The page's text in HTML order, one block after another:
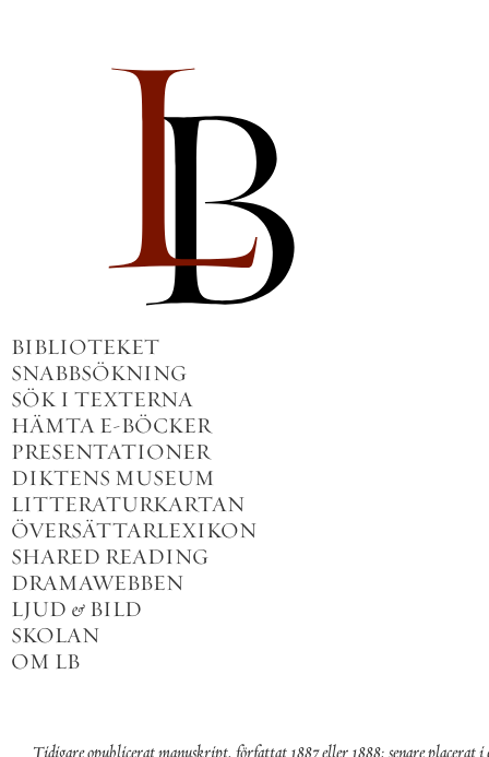
BIBLIOTEKET
SNABBSÖKNING
SÖK I TEXTERNA
HÄMTA E-BÖCKER
PRESENTATIONER
DIKTENS MUSEUM
LITTERATURKARTAN
ÖVERSÄTTARLEXIKON
SHARED READING
DRAMAWEBBEN
LJUD & BILD
SKOLAN
OM LB
Tidigareopubliceratmanuskript,författat1887eller1888;senareplacerati